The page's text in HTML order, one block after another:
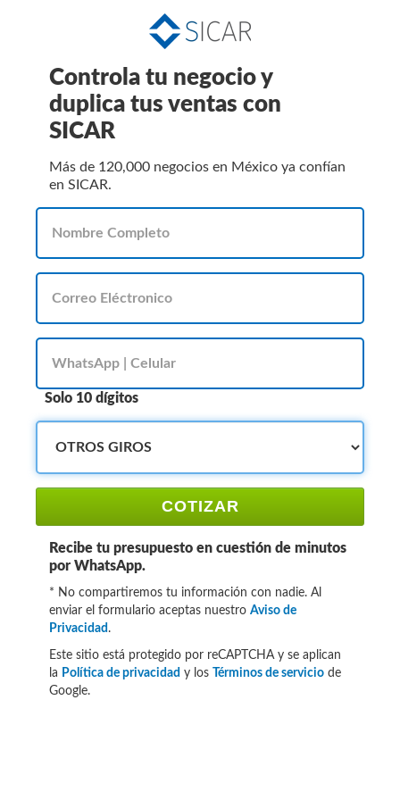
Controla tu negocio y
duplica tus ventas con
SICAR
Más de 120,000 negocios en México ya confían
en SICAR.
Solo 10 dígitos
COTIZAR
Recibe tu presupuesto en cuestión de minutos
por WhatsApp.
* No compartiremos tu información con nadie. Al
enviar el formulario aceptas nuestro Aviso de
Privacidad .
Este sitio está protegido por reCAPTCHA y se aplican
la Política de privacidad y los Términos de servicio de
Google.